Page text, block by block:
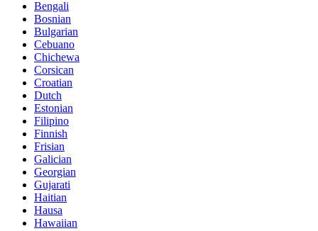
Bengali
Bosnian
Bulgarian
Cebuano
Chichewa
Corsican
Croatian
Dutch
Estonian
Filipino
Finnish
Frisian
Galician
Georgian
Gujarati
Haitian
Hausa
Hawaiian